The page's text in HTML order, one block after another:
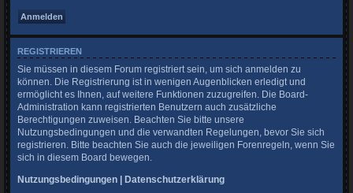
REGISTRIEREN
Sie müssen in diesem Forum registriert sein, um sich anmelden zu
können. Die Registrierung ist in wenigen Augenblicken erledigt und
ermöglicht es Ihnen, auf weitere Funktionen zuzugreifen. Die Board-
Administration kann registrierten Benutzern auch zusätzliche
Berechtigungen zuweisen. Beachten Sie bitte unsere
Nutzungsbedingungen und die verwandten Regelungen, bevor Sie sich
registrieren. Bitte beachten Sie auch die jeweiligen Forenregeln, wenn Sie
sich in diesem Board bewegen.
Nutzungsbedingungen | Datenschutzerklärung